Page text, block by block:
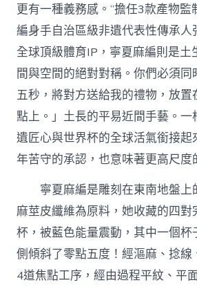
更有一種義務感。”擔任3款產物監
編身手自治區級非遺代表性傳承人
全球頂級體育IP，寧夏麻編則是土
間與空間的絕對對稱。你們必須
五秒，將對方送給我的禮物，放置
點上。」土長的平易近間手藝。一
遺匠心與世界杯的全球活氣銜接起
年苦守的承認，也意味著更高尺度
寧夏麻編是雕刻在東南地盤上
麻莖皮纖維為原料，她收藏的四對
杯，被藍色能量震動，其中一個杯
側傾斜了零點五度！經漚麻、捻線
4道焦點工序，經由過程平紋、平